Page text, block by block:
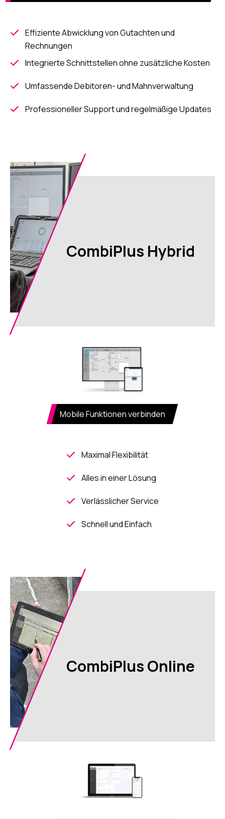
Effiziente Abwicklung von Gutachten und
Rechnungen
Integrierte Schnittstellen ohne zusätzliche Kosten
Umfassende Debitoren- und Mahnverwaltung
Professioneller Support und regelmäßige Updates
CombiPlus Hybrid
Mobile Funktionen verbinden
Maximal Flexibilität
Alles in einer Lösung
Verlässlicher Service
Schnell und Einfach
CombiPlus Online